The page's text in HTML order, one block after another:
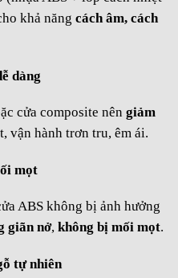
khả năng cách âm, cách
dàng
cửa composite nên giảm
vận hành trơn tru, êm ái.
mọt
ABS không bị ảnh hưởng
giãn nở, không bị mối mọt.
tự nhiên